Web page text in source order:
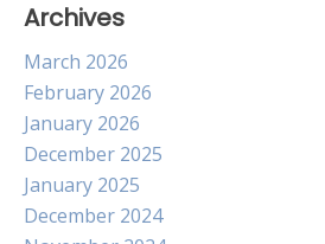
Archives
March 2026
February 2026
January 2026
December 2025
January 2025
December 2024